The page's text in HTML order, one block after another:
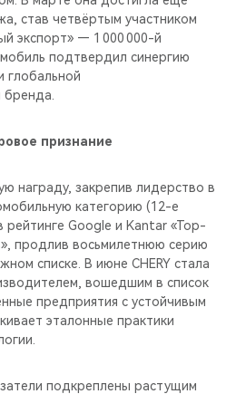
став четвёртым участником
экспорт» — 1 000 000-й
подтвердил синергию
глобальной
бренда.
признание
награду, закрепив лидерство в
категорию (12-е
Google и Kantar «Top-
продлив восьмилетнюю серию
списке. В июне CHERY стала
вошедшим в список
предприятия c устойчивым
эталонные практики
подкреплены растущим